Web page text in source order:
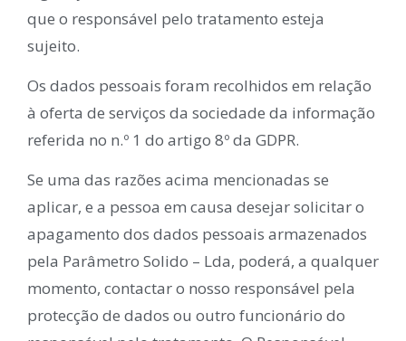
que o responsável pelo tratamento esteja
sujeito.
Os dados pessoais foram recolhidos em relação
à oferta de serviços da sociedade da informação
referida no n.º 1 do artigo 8º da GDPR.
Se uma das razões acima mencionadas se
aplicar, e a pessoa em causa desejar solicitar o
apagamento dos dados pessoais armazenados
pela Parâmetro Solido – Lda, poderá, a qualquer
momento, contactar o nosso responsável pela
protecção de dados ou outro funcionário do